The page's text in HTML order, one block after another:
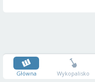
Główna Wykopalisko